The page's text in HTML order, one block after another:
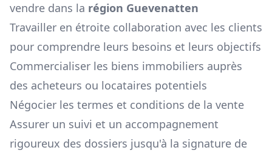
vendre dans la région Guevenatten
Travailler en étroite collaboration avec les clients
pour comprendre leurs besoins et leurs objectifs
Commercialiser les biens immobiliers auprès
des acheteurs ou locataires potentiels
Négocier les termes et conditions de la vente
Assurer un suivi et un accompagnement
rigoureux des dossiers jusqu'à la signature de